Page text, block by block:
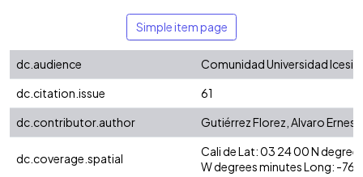
Simple item page
dc.audience
Comunidad Universidad Icesi
dc.citation.issue
61
dc.contributor.author
Gutiérrez Florez, Alvaro
dc.coverage.spatial
Cali de Lat: 03 24 00 N
W degrees minutes Long: -